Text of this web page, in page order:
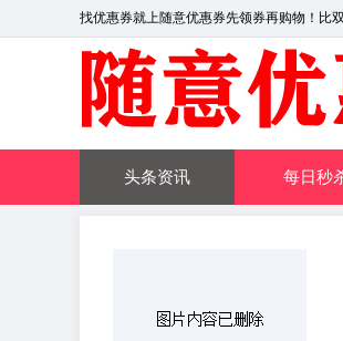
找优惠券就上随意优惠券先领券再购物！比
头条资讯 每日秒